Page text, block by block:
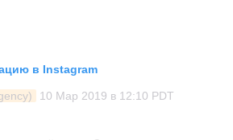
в Instagram
10 Мар 2019 в 12:10 PDT